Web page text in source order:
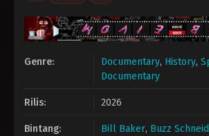
Genre: Documentary, History,
Documentary
Rilis: 2026
Bintang: Bill Baker, Buzz